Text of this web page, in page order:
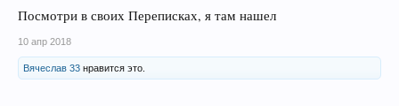
Посмотри в своих Переписках, я там нашел
10 апр 2018
Вячеслав 33 нравится это.